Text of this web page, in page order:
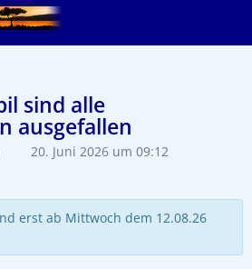
sind alle
ausgefallen
20. Juni 2026 um 09:12
erst ab Mittwoch dem 12.08.26